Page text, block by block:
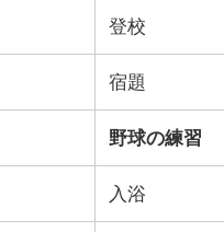
登校
宿題
野球の練習
入浴